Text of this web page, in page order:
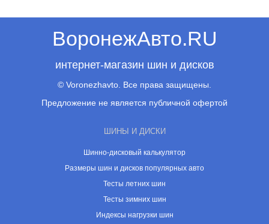
ВоронежАвто.RU
интернет-магазин шин и дисков
© Voronezhavto. Все права защищены.
Предложение не является публичной офертой
ШИНЫ И ДИСКИ
Шинно-дисковый калькулятор
Размеры шин и дисков популярных авто
Тесты летних шин
Тесты зимних шин
Индексы нагрузки шин